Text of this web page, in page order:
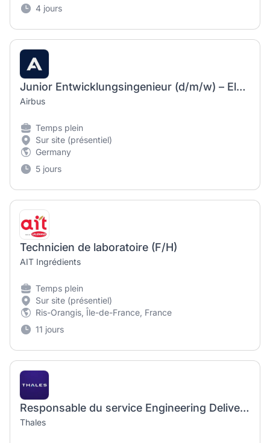
4 jours
Junior Entwicklungsingenieur (d/m/w) – Electromagnetic & RF Compatibility
Airbus
Temps plein
Sur site (présentiel)
Germany
5 jours
Technicien de laboratoire (F/H)
AIT Ingrédients
Temps plein
Sur site (présentiel)
Ris-Orangis, Île-de-France, France
11 jours
Responsable du service Engineering Delivery (F/H)
Thales